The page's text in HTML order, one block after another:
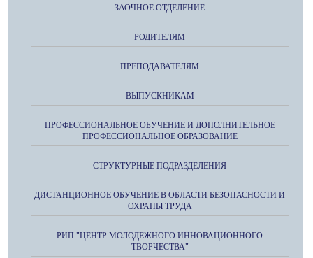
ЗАОЧНОЕ ОТДЕЛЕНИЕ
РОДИТЕЛЯМ
ПРЕПОДАВАТЕЛЯМ
ВЫПУСКНИКАМ
ПРОФЕССИОНАЛЬНОЕ ОБУЧЕНИЕ И ДОПОЛНИТЕЛЬНОЕ
ПРОФЕССИОНАЛЬНОЕ ОБРАЗОВАНИЕ
СТРУКТУРНЫЕ ПОДРАЗДЕЛЕНИЯ
ДИСТАНЦИОННОЕ ОБУЧЕНИЕ В ОБЛАСТИ БЕЗОПАСНОСТИ И
ОХРАНЫ ТРУДА
РИП "ЦЕНТР МОЛОДЕЖНОГО ИННОВАЦИОННОГО
ТВОРЧЕСТВА"